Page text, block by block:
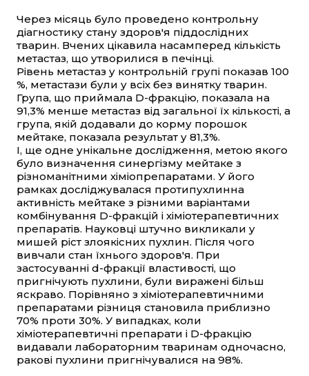
Через місяць було проведено контрольну
діагностику стану здоров'я піддослідних
тварин. Вчених цікавила насамперед кількість
метастаз, що утворилися в печінці.
Рівень метастаз у контрольній групі показав 100
%, метастази були у всіх без винятку тварин.
Група, що приймала D-фракцію, показала на
91,3% менше метастаз від загальної їх кількості, а
група, якій додавали до корму порошок
мейтаке, показала результат у 81,3%.
І, ще одне унікальне дослідження, метою якого
було визначення синергізму мейтаке з
різноманітними хіміопрепаратами. У його
рамках досліджувалася протипухлинна
активність мейтаке з різними варіантами
комбінування D-фракцій і хіміотерапевтичних
препаратів. Науковці штучно викликали у
мишей ріст злоякісних пухлин. Після чого
вивчали стан їхнього здоров'я. При
застосуванні d-фракції властивості, що
пригнічують пухлини, були виражені більш
яскраво. Порівняно з хіміотерапевтичними
препаратами різниця становила приблизно
70% проти 30%. У випадках, коли
хіміотерапевтичні препарати і D-фракцію
видавали лабораторним тваринам одночасно,
ракові пухлини пригнічувалися на 98%.